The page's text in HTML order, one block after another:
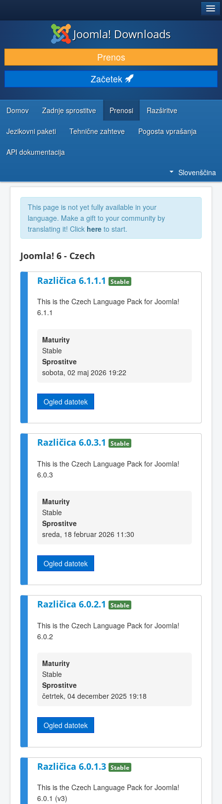
PRENESI IN RAZŠIRI
ODKRIJTE & IZVEJTE
SKUPNOST IN PODPORA
VIRI ZA RAZVIJALCE
Joomla! Downloads
Prenos
Začetek
Domov Zadnje sprostitve Prenosi Razširitve
Jezikovni paketi Tehnične zahteve Pogosta vprašanja
API dokumentacija
Slovenščina
This page is not yet fully available in your
language. Make a gift to your community by
translating it! Click here to start.
Joomla! 6 - Czech
Različica 6.1.1.1 Stable
This is the Czech Language Pack for Joomla!
6.1.1
Maturity
Stable
Sprostitve
sobota, 02 maj 2026 19:22
Ogled datotek
Različica 6.0.3.1 Stable
This is the Czech Language Pack for Joomla!
6.0.3
Maturity
Stable
Sprostitve
sreda, 18 februar 2026 11:30
Ogled datotek
Različica 6.0.2.1 Stable
This is the Czech Language Pack for Joomla!
6.0.2
Maturity
Stable
Sprostitve
četrtek, 04 december 2025 19:18
Ogled datotek
Različica 6.0.1.3 Stable
This is the Czech Language Pack for Joomla!
6.0.1 (v3)